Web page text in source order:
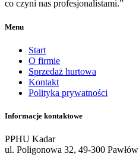
co czyni nas profesjonalistami.”
Menu
Start
O firmie
Sprzedaż hurtowa
Kontakt
Polityka prywatności
Informacje kontaktowe
PPHU Kadar
ul. Poligonowa 32, 49-300 Pawłów